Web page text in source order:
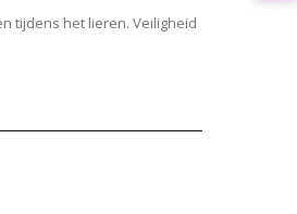
tijdens het lieren. Veiligheid